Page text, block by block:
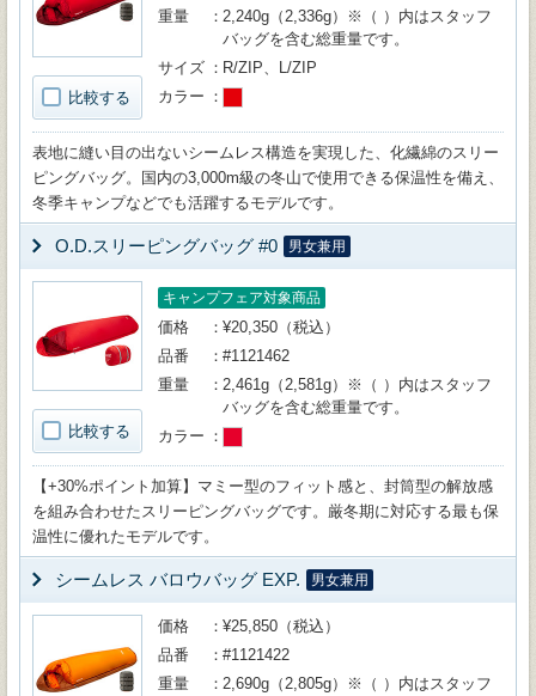
比較する
重量
2,240g（2,336g）※（ ）内はスタッフ
バッグを含む総重量です。
サイズ
R/ZIP、L/ZIP
カラー
表地に縫い目の出ないシームレス構造を実現した、化繊綿のスリー
ピングバッグ。国内の3,000m級の冬山で使用できる保温性を備え、
冬季キャンプなどでも活躍するモデルです。
O.D.スリーピングバッグ #0 男女兼用
比較する
キャンプフェア対象商品
価格
¥20,350（税込）
品番
#1121462
重量
2,461g（2,581g）※（ ）内はスタッフ
バッグを含む総重量です。
カラー
【+30%ポイント加算】マミー型のフィット感と、封筒型の解放感
を組み合わせたスリーピングバッグです。厳冬期に対応する最も保
温性に優れたモデルです。
シームレス バロウバッグ EXP. 男女兼用
価格
¥25,850（税込）
品番
#1121422
重量
2,690g（2,805g）※（ ）内はスタッフ